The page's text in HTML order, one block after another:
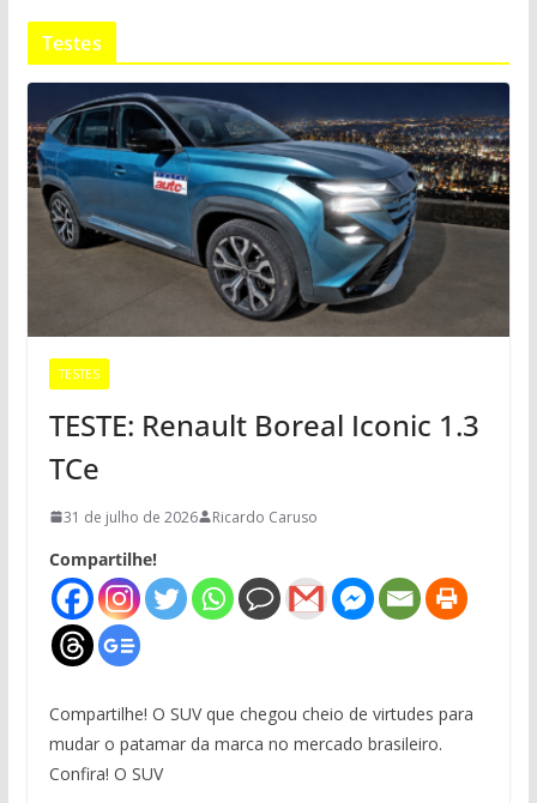
Testes
TESTES
TESTE: Renault Boreal Iconic 1.3
TCe
31 de julho de 2026 Ricardo Caruso
Compartilhe!
Compartilhe! O SUV que chegou cheio de virtudes para
mudar o patamar da marca no mercado brasileiro.
Confira! O SUV